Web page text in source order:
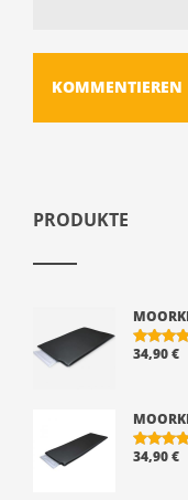
PRODUKTE
34,90€
34,90€